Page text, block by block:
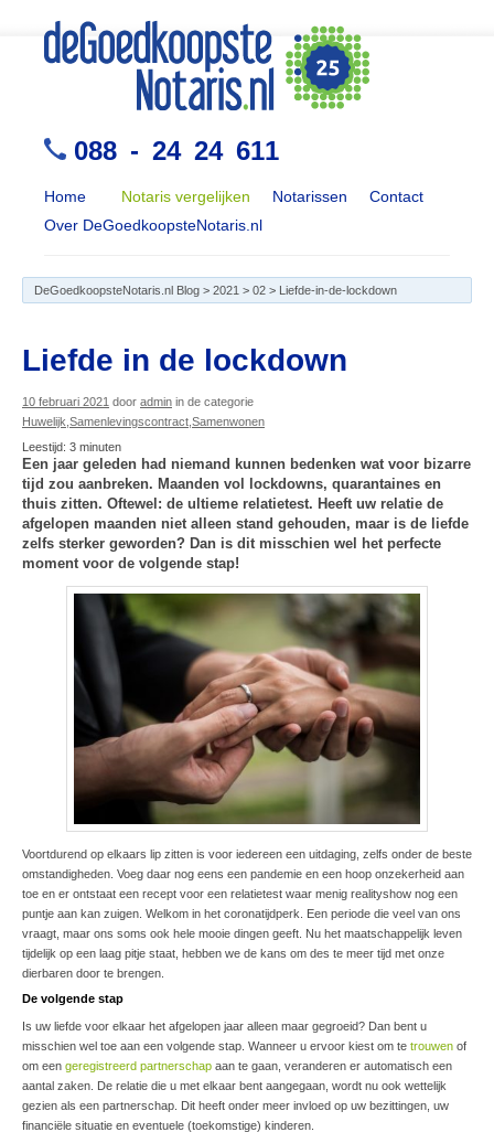
088 - 24 24 611
Home Notaris vergelijken Notarissen
Contact
Over DeGoedkoopsteNotaris.nl
DeGoedkoopsteNotaris.nl Blog > 2021 > 02 > Liefde-in-de-lockdown
Liefde in de lockdown
10 februari 2021 door admin in de categorie
Huwelijk Samenlevingscontract Samenwonen
Leestijd: 3 minuten
Een jaar geleden had niemand kunnen bedenken wat voor bizarre
tijd zou aanbreken. Maanden vol lockdowns, quarantaines en
thuis zitten. Oftewel: de ultieme relatietest. Heeft uw relatie de
afgelopen maanden niet alleen stand gehouden, maar is de liefde
zelfs sterker geworden? Dan is dit misschien wel het perfecte
moment voor de volgende stap!
Voortdurend op elkaars lip zitten is voor iedereen een uitdaging, zelfs onder de beste
omstandigheden. Voeg daar nog eens een pandemie en een hoop onzekerheid aan
toe en er ontstaat een recept voor een relatietest waar menig realityshow nog een
puntje aan kan zuigen. Welkom in het coronatijdperk. Een periode die veel van ons
vraagt, maar ons soms ook hele mooie dingen geeft. Nu het maatschappelijk leven
tijdelijk op een laag pitje staat, hebben we de kans om des te meer tijd met onze
dierbaren door te brengen.
De volgende stap
Is uw liefde voor elkaar het afgelopen jaar alleen maar gegroeid? Dan bent u
misschien wel toe aan een volgende stap. Wanneer u ervoor kiest om te trouwen of
om een geregistreerd partnerschap aan te gaan, veranderen er automatisch een
aantal zaken. De relatie die u met elkaar bent aangegaan, wordt nu ook wettelijk
gezien als een partnerschap. Dit heeft onder meer invloed op uw bezittingen, uw
financiële situatie en eventuele (toekomstige) kinderen.